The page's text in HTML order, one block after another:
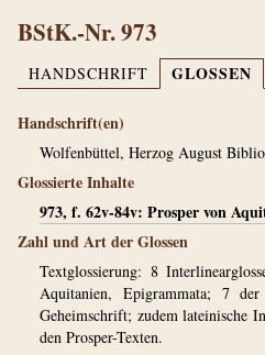
BStK.-Nr. 973
HANDSCHRIFT GLOSSEN
Handschrift(en)
Wolfenbüttel, Herzog August
Glossierte Inhalte
973, f. 62v-84v: Prosper von
Zahl und Art der Glossen
Textglossierung: 8
Aquitanien, Epigrammata; 7
Geheimschrift; zudem lateinische
den Prosper-Texten.